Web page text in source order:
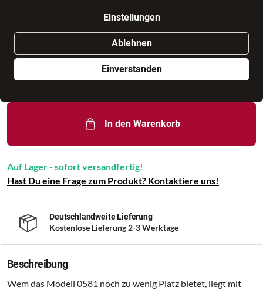
Einstellungen
Ablehnen
Einverstanden
Nur noch weniger als 3 Artikel im Geschäft vorhanden.
In den Warenkorb
Auf Lager - sofort versandfertig!
Hast Du eine Frage zum Produkt? Kontaktiere uns!
Deutschlandweite Lieferung
Kostenlose Lieferung 2-3 Werktage
Beschreibung
Wem das Modell 0581 noch zu wenig Platz bietet, liegt mit